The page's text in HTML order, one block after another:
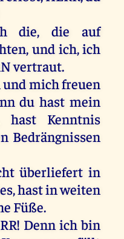
die,die
auf
, und ich,ich
vertraut.
undmichfreuen
du hast mein
hastKenntnis
Bedrängnissen
überliefertin
,hastinweiten
Füße.
! Denn ich bin